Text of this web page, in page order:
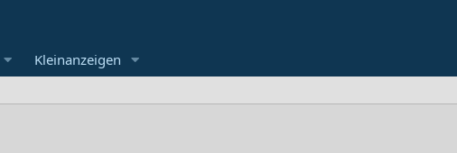
Kleinanzeigen